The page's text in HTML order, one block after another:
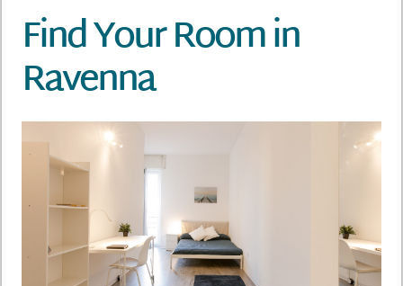
Find Your Room in
Ravenna